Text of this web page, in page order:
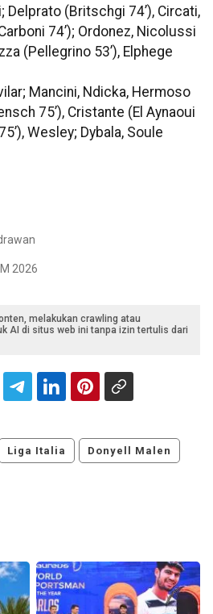
Delprato (Britschgi 74’), Circati,
74’); Ordonez, Nicolussi
(Pellegrino 53’), Elphege
Mancini, Ndicka, Hermoso
75’), Cristante (El Aynaoui
Wesley; Dybala, Soule
2026
melakukan crawling atau
AI di situs web ini tanpa izin tertulis dari
Liga Italia Donyell Malen